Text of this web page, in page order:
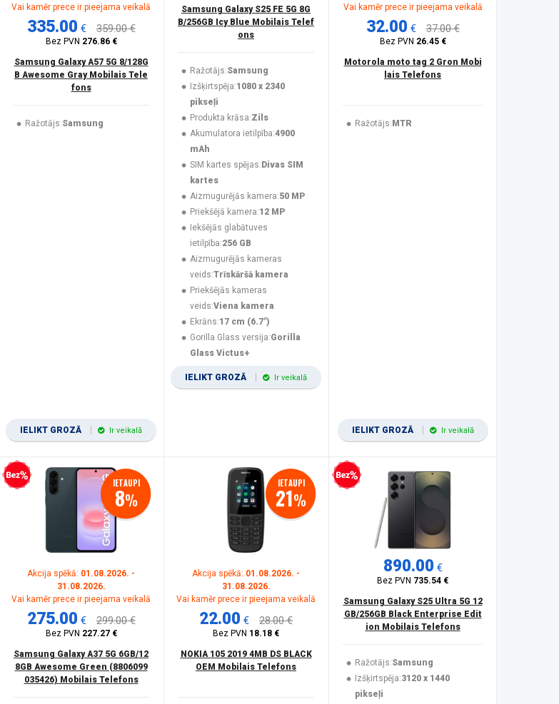
Vai kamēr prece ir pieejama veikalā
335.00 € 359.00 €
Bez PVN 276.86 €
Samsung Galaxy A57 5G 8/128G
B Awesome Gray Mobilais Tele
fons
Ražotājs:Samsung
IELIKT GROZĀ Ir veikalā
Samsung Galaxy S25 FE 5G 8G
B/256GB Icy Blue Mobilais Telef
ons
Ražotājs:Samsung
Izšķirtspēja:1080 x 2340
pikseļi
Produkta krāsa:Zils
Akumulatora ietilpība:4900
mAh
SIM kartes spējas: Divas SIM
kartes
Aizmugurējās kamera:50 MP
Priekšējā kamera:12 MP
Iekšējās glabātuves
ietilpība:256 GB
Aizmugurējās kameras
veids:Trīskāršā kamera
Priekšējās kameras
veids:Viena kamera
Ekrāns:17 cm (6.7")
Gorilla Glass versija:Gorilla
Glass Victus+
IELIKT GROZĀ Ir veikalā
Vai kamēr prece ir pieejama veikalā
32.00 € 37.00 €
Bez PVN 26.45 €
Motorola moto tag 2 Gron Mobi
lais Telefons
Ražotājs: MTR
IELIKT GROZĀ Ir veikalā
kredīts IETAUPI
8%
Akcija spēkā: 01.08.2026. -
31.08.2026.
Vai kamēr prece ir pieejama veikalā
275.00 € 299.00 €
Bez PVN 227.27 €
Samsung Galaxy A37 5G 6GB/12
8GB Awesome Green (8806099
035426) Mobilais Telefons
IETAUPI
21%
Akcija spēkā: 01.08.2026. -
31.08.2026.
Vai kamēr prece ir pieejama veikalā
22.00 € 28.00 €
Bez PVN 18.18 €
NOKIA 105 2019 4MB DS BLACK
OEM Mobilais Telefons
Bezprocentu kredīts
890.00 €
Bez PVN 735.54 €
Samsung Galaxy S25 Ultra 5G 12
GB/256GB Black Enterprise Edit
ion Mobilais Telefons
Ražotājs:Samsung
Izšķirtspēja:3120 x 1440
pikseļi